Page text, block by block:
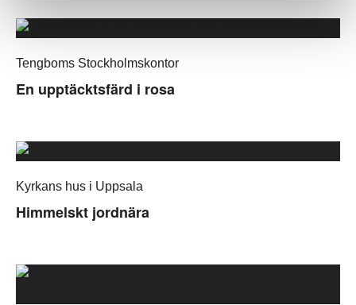
Tengboms Stockholmskontor
En upptäcktsfärd i rosa
Kyrkans hus i Uppsala
Himmelskt jordnära